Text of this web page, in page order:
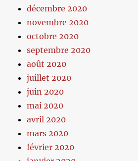
décembre 2020
novembre 2020
octobre 2020
septembre 2020
août 2020
juillet 2020
juin 2020
mai 2020
avril 2020
mars 2020
février 2020